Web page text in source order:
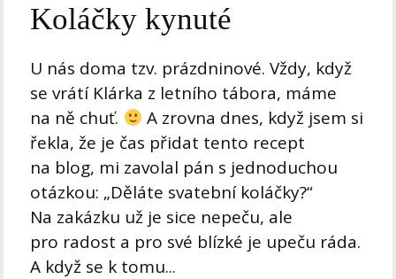
Koláčky kynuté
U nás doma tzv. prázdninové. Vždy, když
se vrátí Klárka z letního tábora, máme
na ně chuť.
A zrovna dnes, když jsem si
řekla, že je čas přidat tento recept
na blog, mi zavolal pán s jednoduchou
otázkou: „Děláte svatební koláčky?“
Na zakázku už je sice nepeču, ale
pro radost a pro své blízké je upeču ráda.
A když se k tomu...